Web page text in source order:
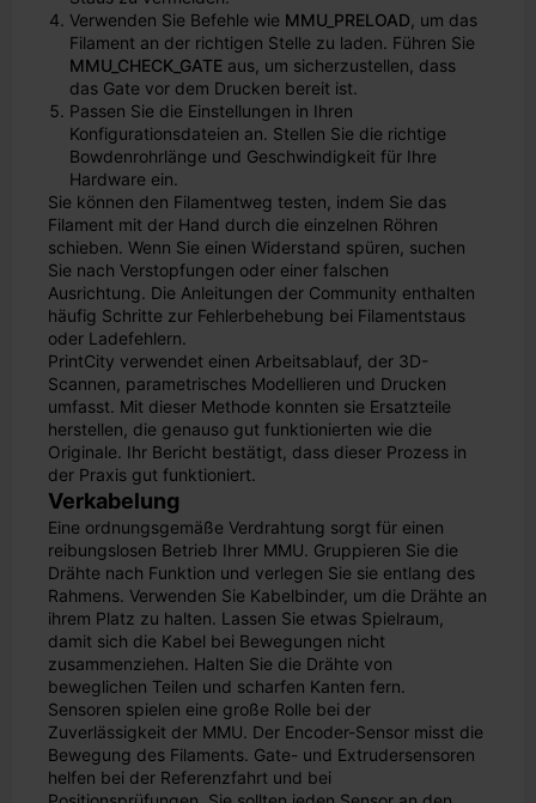
Verwenden Sie Befehle wie MMU_PRELOAD , um das
Filament an der richtigen Stelle zu laden. Führen Sie
MMU_CHECK_GATE aus, um sicherzustellen, dass
das Gate vor dem Drucken bereit ist.
Passen Sie die Einstellungen in Ihren
Konfigurationsdateien an. Stellen Sie die richtige
Bowdenrohrlänge und Geschwindigkeit für Ihre
Hardware ein.
Sie können den Filamentweg testen, indem Sie das
Filament mit der Hand durch die einzelnen Röhren
schieben. Wenn Sie einen Widerstand spüren, suchen
Sie nach Verstopfungen oder einer falschen
Ausrichtung. Die Anleitungen der Community enthalten
häufig Schritte zur Fehlerbehebung bei Filamentstaus
oder Ladefehlern.
PrintCity verwendet einen Arbeitsablauf, der 3D-
Scannen, parametrisches Modellieren und Drucken
umfasst. Mit dieser Methode konnten sie Ersatzteile
herstellen, die genauso gut funktionierten wie die
Originale. Ihr Bericht bestätigt, dass dieser Prozess in
der Praxis gut funktioniert.
Verkabelung
Eine ordnungsgemäße Verdrahtung sorgt für einen
reibungslosen Betrieb Ihrer MMU. Gruppieren Sie die
Drähte nach Funktion und verlegen Sie sie entlang des
Rahmens. Verwenden Sie Kabelbinder, um die Drähte an
ihrem Platz zu halten. Lassen Sie etwas Spielraum,
damit sich die Kabel bei Bewegungen nicht
zusammenziehen. Halten Sie die Drähte von
beweglichen Teilen und scharfen Kanten fern.
Sensoren spielen eine große Rolle bei der
Zuverlässigkeit der MMU. Der Encoder-Sensor misst die
Bewegung des Filaments. Gate- und Extrudersensoren
helfen bei der Referenzfahrt und bei